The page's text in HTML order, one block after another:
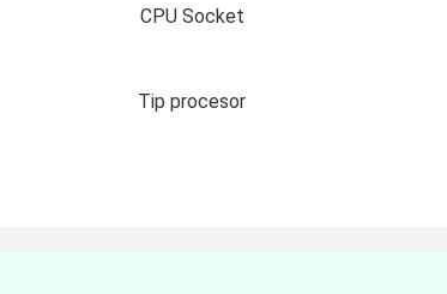
CPU Socket
Tip procesor